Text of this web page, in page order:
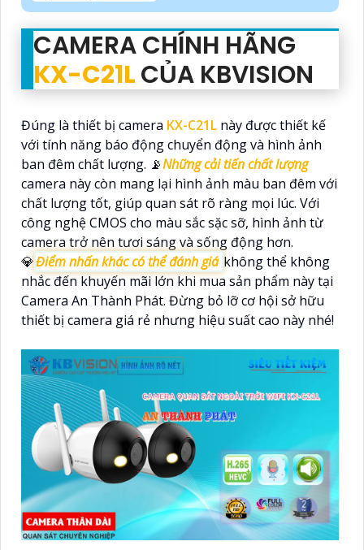
CAMERA CHÍNH HÃNG
KX-C21LCỦA KBVISION
Đúng là thiết bị camera KX-C21L này được thiết kế
với tính năng báo động chuyển động và hình ảnh
ban đêm chất lượng. 📡Những cải tiến chất lượng
camera này còn mang lại hình ảnh màu ban đêm với
chất lượng tốt, giúp quan sát rõ ràng mọi lúc. Với
công nghệ CMOS cho màu sắc sặc sỡ, hình ảnh từ
camera trở nên tươi sáng và sống động hơn.
💎Điểm nhấn khác có thể đánh giá không thể không
nhắc đến khuyến mãi lớn khi mua sản phẩm này tại
Camera An Thành Phát. Đừng bỏ lỡ cơ hội sở hữu
thiết bị camera giá rẻ nhưng hiệu suất cao này nhé!